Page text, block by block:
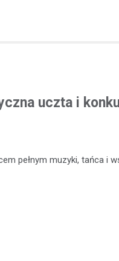
uczta i
pełnym muzyki, tańca i